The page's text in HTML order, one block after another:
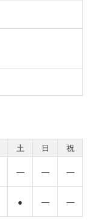
土 日
祝
― ― ―
● ― ―